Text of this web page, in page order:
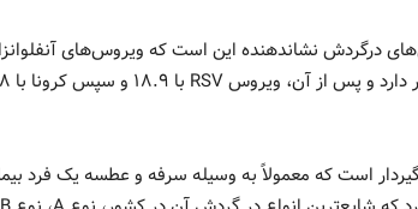
درگردش نشاندهنده این است که ویروس‌های
است که معمولاً به وسیله سرفه و عطسه یک فرد